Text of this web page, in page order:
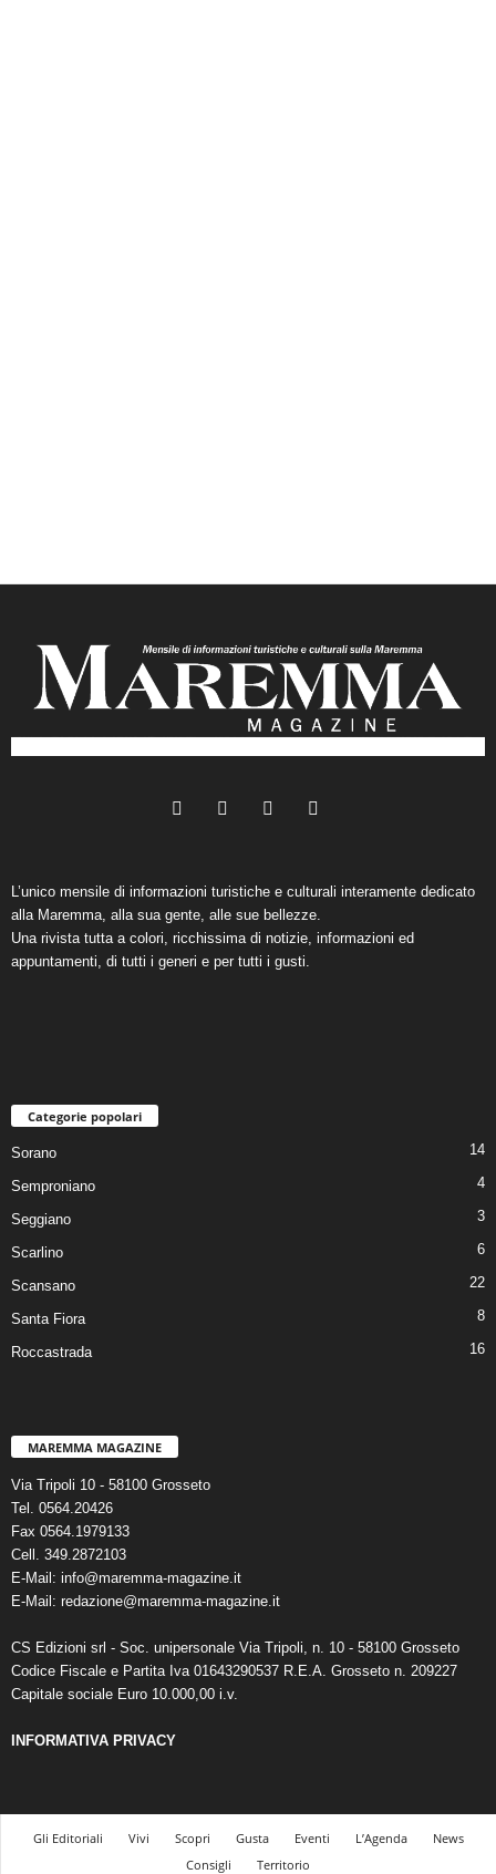
L’unico mensile di informazioni turistiche e culturali interamente dedicato
alla Maremma, alla sua gente, alle sue bellezze.
Una rivista tutta a colori, ricchissima di notizie, informazioni ed
appuntamenti, di tutti i generi e per tutti i gusti.
Categorie popolari
Sorano 14
Semproniano 4
Seggiano 3
Scarlino 6
Scansano 22
Santa Fiora 8
Roccastrada 16
MAREMMA MAGAZINE
Via Tripoli 10 - 58100 Grosseto
Tel. 0564.20426
Fax 0564.1979133
Cell. 349.2872103
E-Mail: info@maremma-magazine.it
E-Mail: redazione@maremma-magazine.it
CS Edizioni srl - Soc. unipersonale Via Tripoli, n. 10 - 58100 Grosseto
Codice Fiscale e Partita Iva 01643290537 R.E.A. Grosseto n. 209227
Capitale sociale Euro 10.000,00 i.v.
INFORMATIVA PRIVACY
Gli Editoriali Vivi Scopri Gusta Eventi L’Agenda
News
Consigli
Territorio